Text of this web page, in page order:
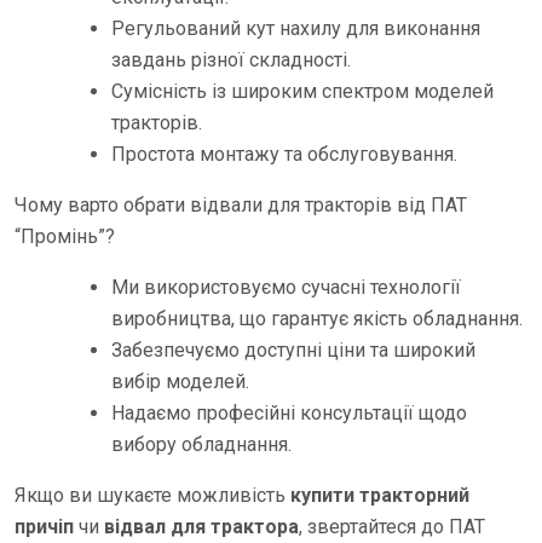
Регульований кут нахилу для виконання
завдань різної складності.
Сумісність із широким спектром моделей
тракторів.
Простота монтажу та обслуговування.
Чому варто обрати відвали для тракторів від ПАТ
“Промінь”?
Ми використовуємо сучасні технології
виробництва, що гарантує якість обладнання.
Забезпечуємо доступні ціни та широкий
вибір моделей.
Надаємо професійні консультації щодо
вибору обладнання.
Якщо ви шукаєте можливість купити тракторний
причіп чи відвал для трактора, звертайтеся до ПАТ